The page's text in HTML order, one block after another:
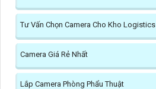
Tư Vấn Chọn Camera Cho Kho Logistics
Camera Giá Rẻ Nhất
Lắp Camera Phòng Phẩu Thuật